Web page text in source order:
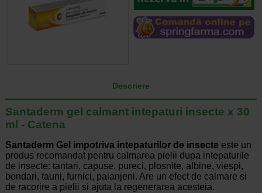
Descriere
Santaderm gel calmant intepaturi insecte x 30
ml - Catena
Santaderm Gel impotriva intepaturilor de insecte este un
produs recomandat pentru calmarea pielii dupa intepaturile
de insecte: tantari, capuse, pureci, plosnite, albine, viespi,
bondari, tauni, furnici, paianjeni. Are un efect de calmare si
de racorire a pielii si ajuta la regenerarea acesteia.